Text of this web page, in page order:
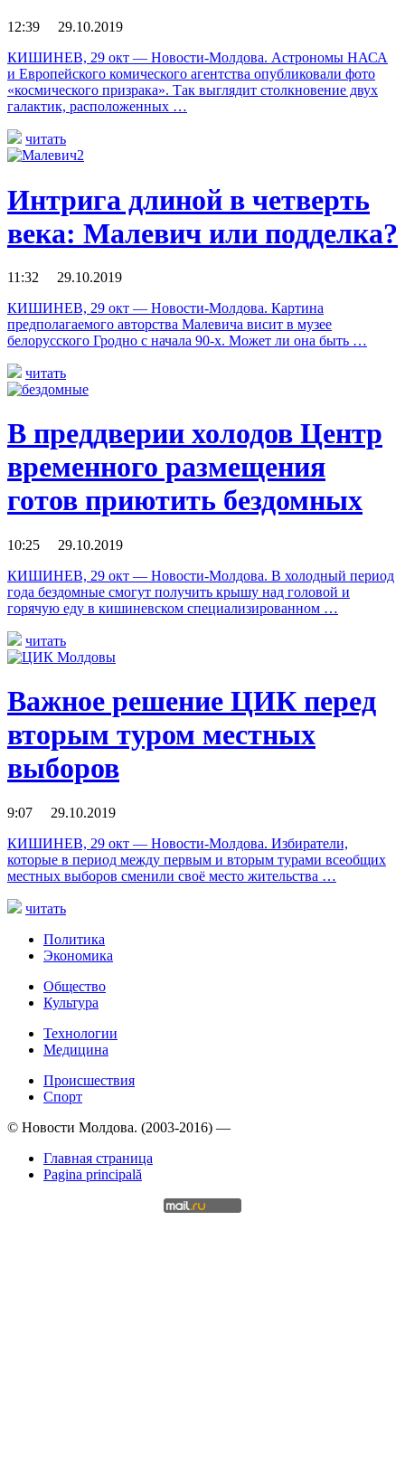
12:39 29.10.2019
КИШИНЕВ, 29 окт — Новости-Молдова. Астрономы НАСА
и Европейского комического агентства опубликовали фото
«космического призрака». Так выглядит столкновение двух
галактик, расположенных …
читать
Интрига длиной в четверть
века: Малевич или подделка?
11:32 29.10.2019
КИШИНЕВ, 29 окт — Новости-Молдова. Картина
предполагаемого авторства Малевича висит в музее
белорусского Гродно с начала 90-х. Может ли она быть …
читать
В преддверии холодов Центр
временного размещения
готов приютить бездомных
10:25 29.10.2019
КИШИНЕВ, 29 окт — Новости-Молдова. В холодный период
года бездомные смогут получить крышу над головой и
горячую еду в кишиневском специализированном …
читать
Важное решение ЦИК перед
вторым туром местных
выборов
9:07 29.10.2019
КИШИНЕВ, 29 окт — Новости-Молдова. Избиратели,
которые в период между первым и вторым турами всеобщих
местных выборов сменили своё место жительства …
читать
Политика
Экономика
Общество
Культура
Технологии
Медицина
Происшествия
Спорт
© Новости Молдова. (2003-2016) —
Главная страница
Pagina principală